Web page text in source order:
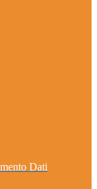
Dati